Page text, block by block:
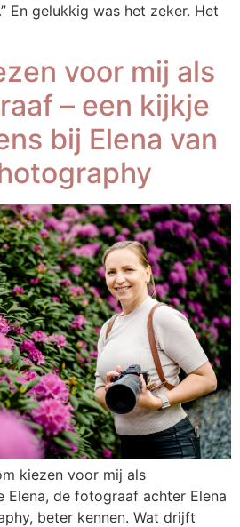
En gelukkig was het zeker. Het
voor mij als
– een kijkje
bij Elena van
kiezen voor mij als
Elena, de fotograaf achter Elena
beter kennen. Wat drijft